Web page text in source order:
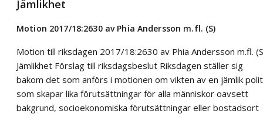
Jämlikhet
Motion 2017/18:2630 av Phia Andersson m.fl. (S)
Motion till riksdagen 2017/18:2630 av Phia Andersson m.fl.
Jämlikhet Förslag till riksdagsbeslut Riksdagen ställer sig
bakom det som anförs i motionen om vikten av en jämlik
som skapar lika förutsättningar för alla människor oavsett
bakgrund, socioekonomiska förutsättningar eller bostadsort